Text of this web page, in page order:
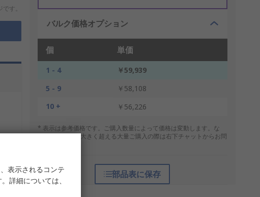
す。
バルク価格オプション
個 単価
1 - 4
￥59,939
5 - 9
￥58,108
10 +
￥56,226
* 表示は参考価格です。ご購入数量によって価格は変動します。な
お、上記数量を大きく超える大量ご購入の際は右下チャットからお問
部品表に保存
表示されるコンテ
詳細については、